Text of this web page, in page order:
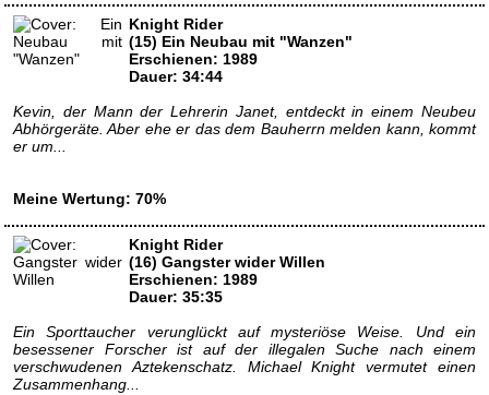
Knight Rider
(15) Ein Neubau mit "Wanzen"
Erschienen: 1989
Dauer: 34:44
Kevin, der Mann der Lehrerin Janet, entdeckt in einem Neubeu
Abhörgeräte. Aber ehe er das dem Bauherrn melden kann, kommt
er um...
Meine Wertung: 70%
Knight Rider
(16) Gangster wider Willen
Erschienen: 1989
Dauer: 35:35
Ein Sporttaucher verunglückt auf mysteriöse Weise. Und ein
besessener Forscher ist auf der illegalen Suche nach einem
verschwudenen Aztekenschatz. Michael Knight vermutet einen
Zusammenhang...